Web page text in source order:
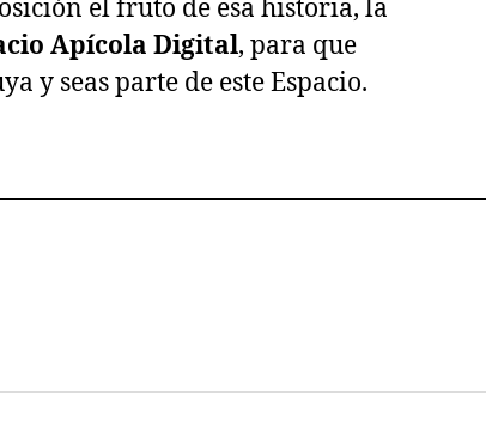
el fruto de esa historia, la
Apícola Digital, para que
y seas parte de este Espacio.